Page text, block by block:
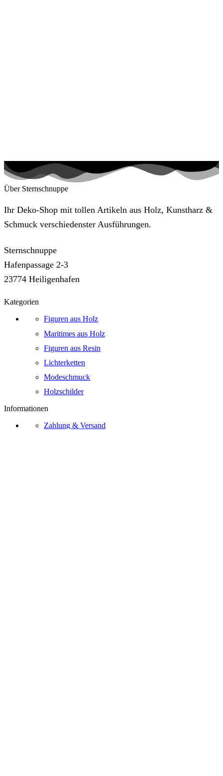
Über Sternschnuppe
Ihr Deko-Shop mit tollen Artikeln aus Holz, Kunstharz &
Schmuck verschiedenster Ausführungen.
Sternschnuppe
Hafenpassage 2-3
23774 Heiligenhafen
Kategorien
Figuren aus Holz
Maritimes aus Holz
Figuren aus Resin
Lichterketten
Modeschmuck
Holzschilder
Informationen
Zahlung & Versand